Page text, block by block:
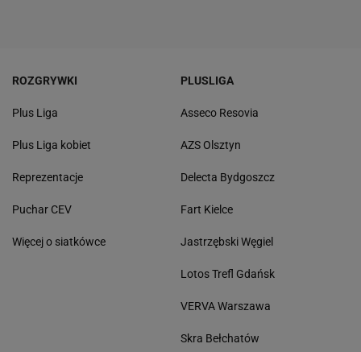
ROZGRYWKI
Plus Liga
Plus Liga kobiet
Reprezentacje
Puchar CEV
Więcej o siatkówce
PLUSLIGA
Asseco Resovia
AZS Olsztyn
Delecta Bydgoszcz
Fart Kielce
Jastrzębski Węgiel
Lotos Trefl Gdańsk
VERVA Warszawa
Skra Bełchatów